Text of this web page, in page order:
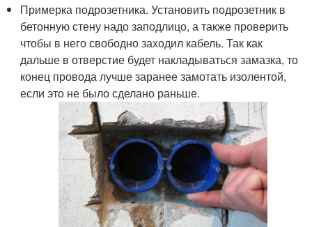
Примерка подрозетника. Установить подрозетник в
бетонную стену надо заподлицо, а также проверить
чтобы в него свободно заходил кабель. Так как
дальше в отверстие будет накладываться замазка, то
конец провода лучше заранее замотать изолентой,
если это не было сделано раньше.